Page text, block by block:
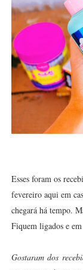
Esses foram os
fevereiro aqui em
chegará há tempo.
Fiquem ligados e
Gostaram dos